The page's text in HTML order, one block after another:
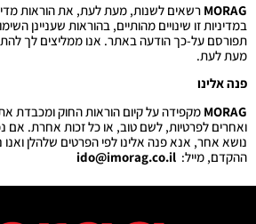
MORAG רשאים לשנות, מעת לעת, את הוראות
במדיניות זו שינויים מהותיים, בהוראות שעניינן
תפורסם על-כך הודעה באתר. אנו ממליצים לך
מעת לעת.
פנה אלינו
MORAG מקפידה על קיום הוראות החוק
ואחרים לפרטיות, לשם טוב, או כל זכות אחרת. אם
נושא אחר, אנא פנה אלינו לפי הפרטים שלהלן
ההקדם, מייל: ‫ido@imorag.co.il